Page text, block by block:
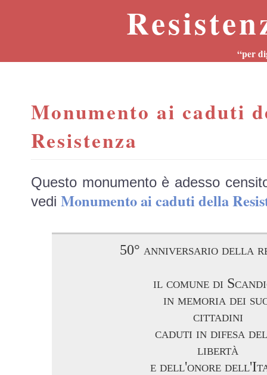
“per
Monumento ai caduti
Resistenza
Questo monumento è adesso
vedi Monumento ai caduti della
50° anniversario della
il comune di
in memoria dei
cittadini
caduti in difesa
libertà
e dell'onore